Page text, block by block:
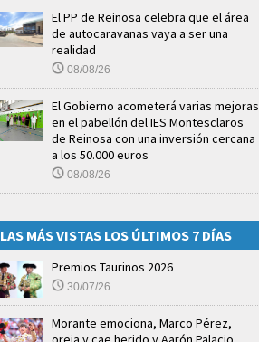
El PP de Reinosa celebra que el área
de autocaravanas vaya a ser una
realidad
08/08/26
El Gobierno acometerá varias mejoras
en el pabellón del IES Montesclaros
de Reinosa con una inversión cercana
a los 50.000 euros
08/08/26
LAS MÁS VISTAS LOS ÚLTIMOS 7 DÍAS
Premios Taurinos 2026
30/07/26
Morante emociona, Marco Pérez,